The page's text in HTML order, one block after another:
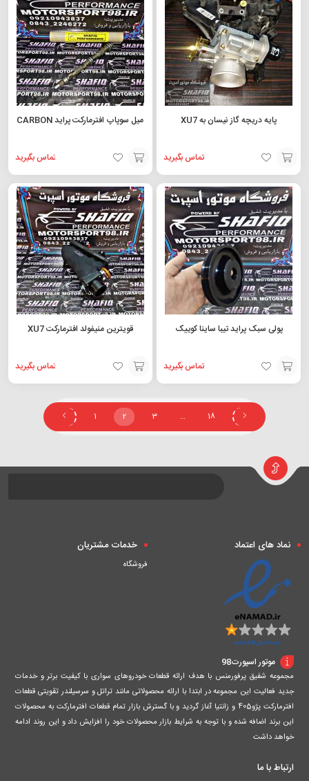
سبد
سبد
پایه دریچه گاز نیسان به XU7
تماس بگیرید
افزودن
به
سبد
میل سوپاپ افترمارکت پراید CARBON
تماس بگیرید
افزودن
به
سبد
پولی سبک پراید تیبا ساینا کوییک
تماس بگیرید
افزودن
قویترین منیفولد افترمارکت XU7
تماس بگیرید
افزودن
سبد
1 2 3 … 18
نماد های اعتماد خدمات مشتریان
فروشگاه
موتور اسپورت98
مجموعه شفیق پرفورمنس با هدف ارائه قطعات خودروهای سواری با کیفیت برتر و خدمات
جدید فعالیت این مجموعه در ابتدا با ارائه محصولاتی مانند تراتل و سرسیلندر تقویتی قطعات
افترمارکت پژو405 و زانتیا آغاز گردید و با گسترش بازار تمام قطعات افترمارکت به محصولات
این برند اضافه شده و با توجه به شرایط بازار محصولات خود را افزایش داد و این روند ادامه
خواهد داشت
ارتباط با ما